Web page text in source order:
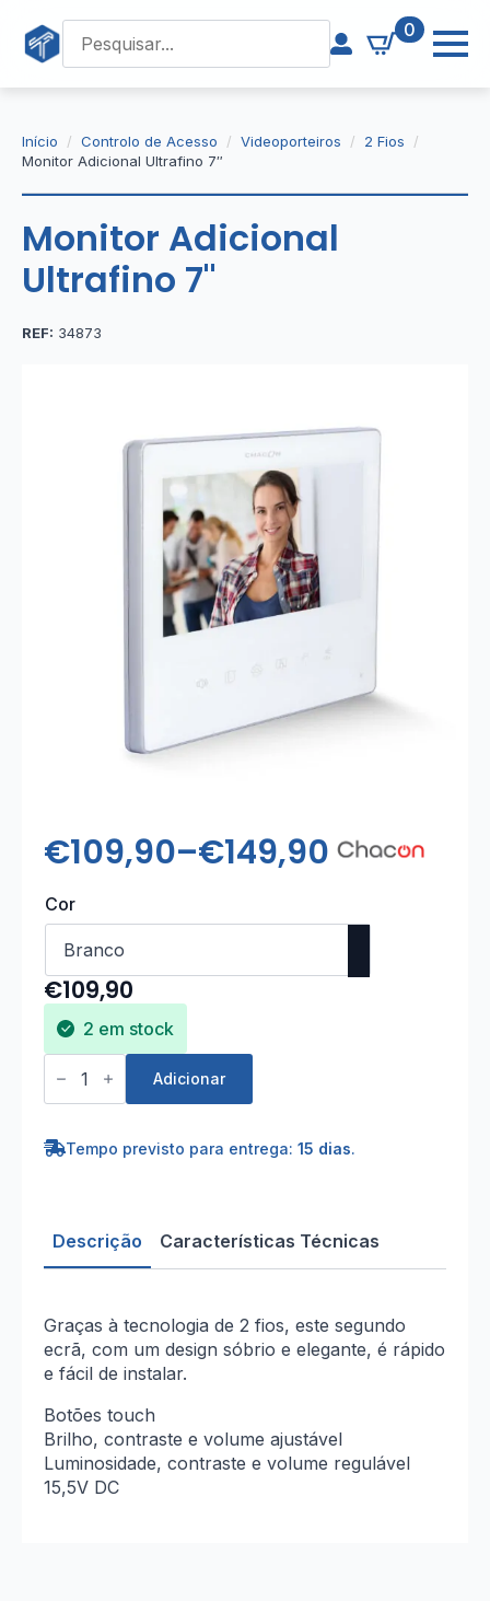
0
Início Controlo de Acesso Videoporteiros
2 Fios
Monitor Adicional Ultrafino 7″
Monitor Adicional
Ultrafino 7"
REF: 34873
€109,90–€149,90
Price
range:
€109,90
through
€149,90
Cor
€109,90
2 em stock
Quantidade
de
Monitor
7"
Adicionar
Tempo previsto para entrega: 15 dias.
Descrição Características Técnicas
Graças à tecnologia de 2 fios, este segundo
ecrã, com um design sóbrio e elegante, é rápido
e fácil de instalar.
Botões touch
Brilho, contraste e volume ajustável
Luminosidade, contraste e volume regulável
15,5V DC